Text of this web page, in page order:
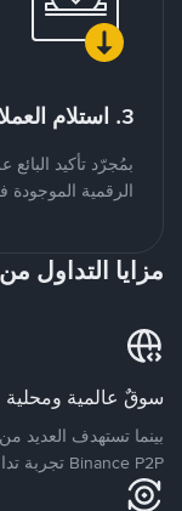
3. استلام العملات الرقمية
بمُجرّد تأكيد
الرقمية الموجودة
مزايا
سوقٌ عالمية ومحلية
Binance P2P تجربة تداول عالمية حقيقية وتدعم أكثر من 70 عملة محلية.